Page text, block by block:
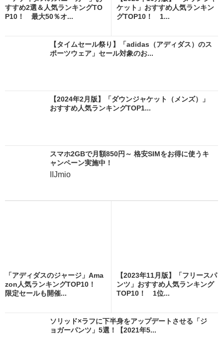
すすめ2選＆人気ランキングTO
P10！ 最大50％オ...
ケット」おすすめ人気ランキン
グTOP10！ 1...
【タイムセール祭り】「adidas（アディダス）のス
ポーツウェア」セール対象のお...
【2024年2月版】「ダウンジャケット（メンズ）」
おすすめ人気ランキングTOP1...
スマホ2GBで月額850円～ 格安SIMをお得に使うキ
ャンペーン実施中！
IIJmio
「アディダスのジャージ」Ama
zon人気ランキングTOP10！
限定セールも開催...
【2023年11月版】「フリースパ
ンツ」おすすめ人気ランキング
TOP10！ 1位...
ソリッド×ラフに下半身をアップデートさせる「ジ
ョガーパンツ」5選！【2021年5...